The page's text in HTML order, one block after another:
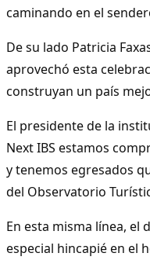
caminando en el
De su lado Patricia
aprovechó esta
construyan un país
El presidente de la
Next IBS estamos
y tenemos egresados
del Observatorio
En esta misma línea, el
especial hincapié en el